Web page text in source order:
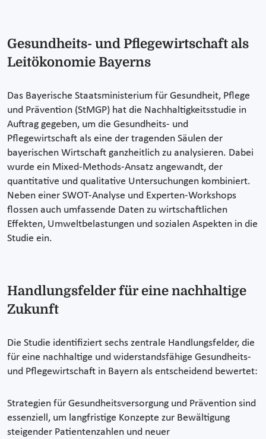
Gesundheits- und Pflegewirtschaft als
Leitökonomie Bayerns
Das Bayerische Staatsministerium für Gesundheit, Pflege
und Prävention (StMGP) hat die Nachhaltigkeitsstudie in
Auftrag gegeben, um die Gesundheits- und
Pflegewirtschaft als eine der tragenden Säulen der
bayerischen Wirtschaft ganzheitlich zu analysieren. Dabei
wurde ein Mixed-Methods-Ansatz angewandt, der
quantitative und qualitative Untersuchungen kombiniert.
Neben einer SWOT-Analyse und Experten-Workshops
flossen auch umfassende Daten zu wirtschaftlichen
Effekten, Umweltbelastungen und sozialen Aspekten in die
Studie ein.
Handlungsfelder für eine nachhaltige
Zukunft
Die Studie identifiziert sechs zentrale Handlungsfelder, die
für eine nachhaltige und widerstandsfähige Gesundheits-
und Pflegewirtschaft in Bayern als entscheidend bewertet:
Strategien für Gesundheitsversorgung und Prävention sind
essenziell, um langfristige Konzepte zur Bewältigung
steigender Patientenzahlen und neuer